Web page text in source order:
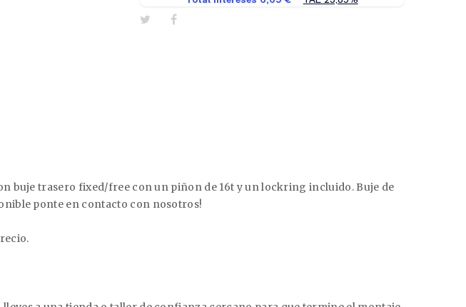
buje trasero fixed/free con un piñon de 16t y un lockring incluido. Buje de
ponte en contacto con nosotros!